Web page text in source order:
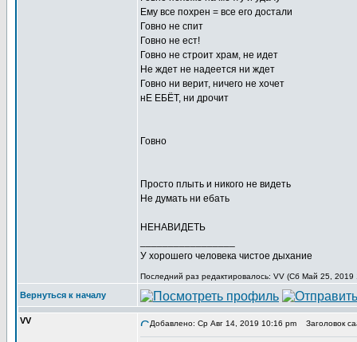
Ему все похрен = все его достали
Говно не спит
Говно не ест!
Говно не строит храм, не идет
Не ждет не надеется ни ждет
Говно ни верит, ничего не хочет
нЕ ЕБЁТ, ни дрочит
Говно
Просто плыть и никого не видеть
Не думать ни ебать
НЕНАВИДЕТЬ
У хорошего человека чистое дыхание
Последний раз редактировалось: VV (Сб Май 25, 2019
Вернуться к началу
VV Добавлено: Ср Авг 14, 2019 10:16 pm Заголовок